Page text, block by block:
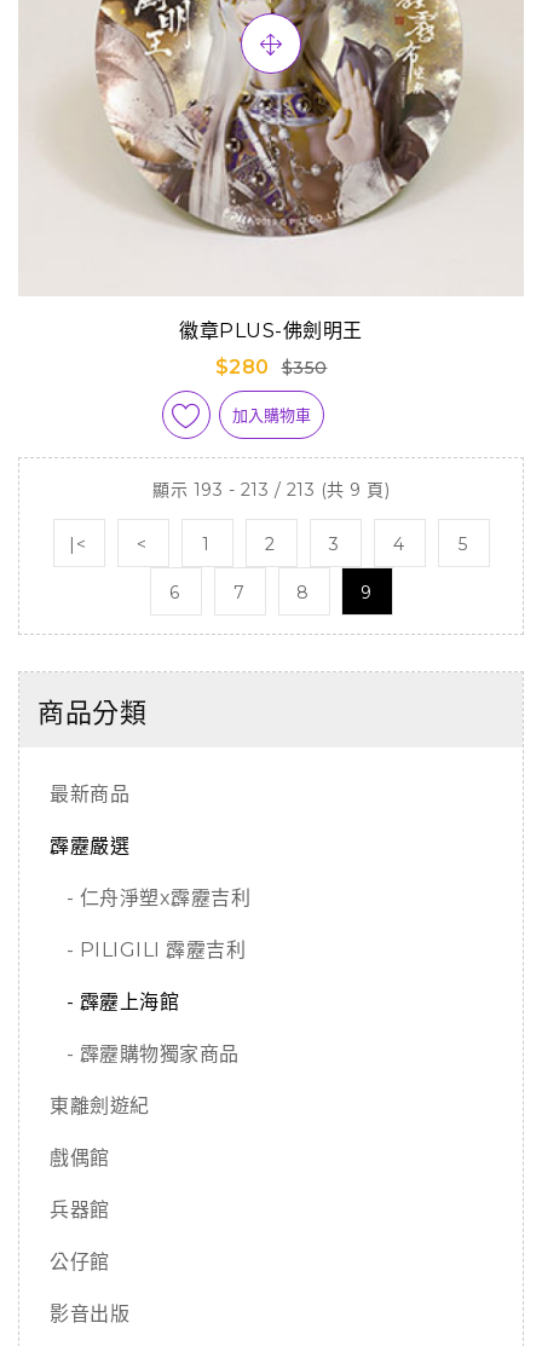
徽章PLUS-佛劍明王
$280
$350
加入購物車
顯示 193 - 213 / 213 (共 9 頁)
|< < 1 2 3 4 5
6 7 8 9
商品分類
最新商品
霹靂嚴選
- 仁舟淨塑x霹靂吉利
- PILIGILI 霹靂吉利
- 霹靂上海館
- 霹靂購物獨家商品
東離劍遊紀
戲偶館
兵器館
公仔館
影音出版